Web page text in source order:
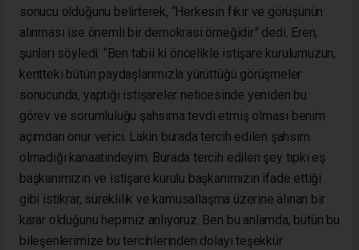
sonucu olduğunu belirterek, “Herkesin fikir ve görüşünün
alınması ise önemli bir demokrasi örneğidir” dedi. Eren,
şunları söyledi: “Ben tabii ki öncelikle istişare kurulumuzun,
kentteki bütün paydaşlarımızla yürüttüğü görüşmeler
sonucunda, yaptığı istişareler neticesinde yeniden bu
görev ve sorumluluğu şahsıma tevdi etmiş olması benim
açımdan onur verici. Lakin burada tercih edilen şahsım
olmadığı kanaatindeyim. Burada tercih edilen şey tıpkı eş
başkanımızın ve istişare kurulu başkanımızın ifade ettiği
gibi istikrar, süreklilik ve kamusallaşma üzerine alınan bir
karar olduğunu hepimiz anlıyoruz. Ben bu anlamda, bütün bu
bileşenlerimize bu tercihlerinden dolayı teşekkür